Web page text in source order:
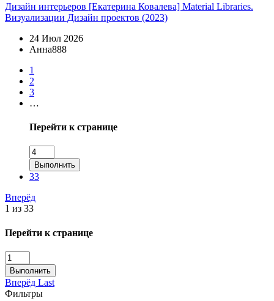
Дизайн интерьеров [Екатерина Ковалева] Material Libraries.
Визуализации Дизайн проектов (2023)
24 Июл 2026
Анна888
1
2
3
…
Перейти к странице
Выполнить
33
Вперёд
1 из 33
Перейти к странице
Выполнить
Вперёд Last
Фильтры